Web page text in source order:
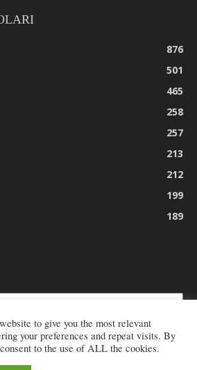
876
501
465
258
257
213
212
199
189
to give you the most relevant
your preferences and repeat visits. By
to the use of ALL the cookies.